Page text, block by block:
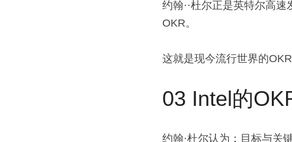
约翰··杜尔正是英特尔高
OKR。
这就是现今流行世界的OKR
03 Intel的
约翰·杜尔认为：目标与关